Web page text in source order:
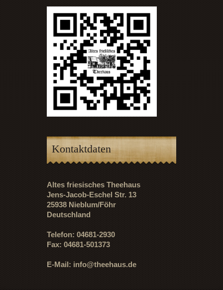
Kontaktdaten
Altes friesisches Theehaus
Jens-Jacob-Eschel Str. 13
25938 Nieblum/Föhr
Deutschland
Telefon: 04681-2930
Fax: 04681-501373
E-Mail: info@theehaus.de